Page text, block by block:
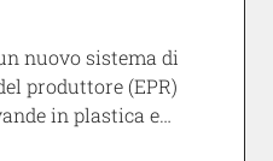
nuovo sistema di
produttore (EPR)
in plastica e…